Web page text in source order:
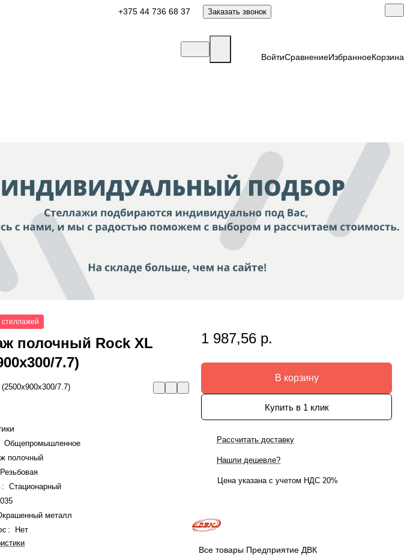
+375 44 736 68 37 Заказать звонок
ВойтиСравнениеИзбранноеКорзина
стеллажей
полочный Rock XL
7.7)
7.7)
Общепромышленное
полочный
Резьбовая
:
Стационарный
металл
:
Нет
1 987,56 р.
В корзину
Купить в 1 клик
Рассчитать доставку
Нашли дешевле?
Цена указана с учетом НДС 20%
Все товары Предприятие ДВК